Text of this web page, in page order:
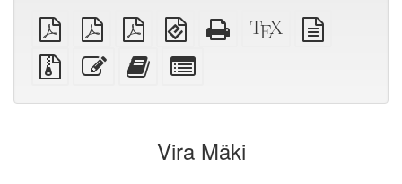
plain
PDF
A4
imposed
PDF
Letter
imposed
PDF
EPUB
(för
mobila
enheter)
Fristående
HTML
XeLaTeX
källa
Källfiler
med
Redigera
denna
Lägg
text
bokskaparen
for
bookbuilder
Vira Mäki